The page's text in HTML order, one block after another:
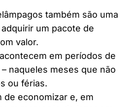
também são uma
um pacote de
valor.
em períodos de
naqueles meses que não
ou férias.
de economizar e, em